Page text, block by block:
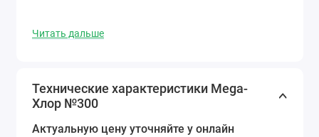
Преимущества:
транспортировать
Читать дальше
Технические характеристики Mega-
Хлор №300
Актуальную цену уточняйте у онлайн